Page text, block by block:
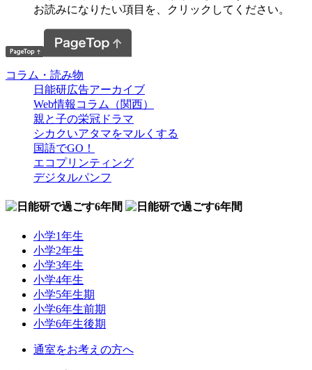
お読みになりたい項目を、クリックしてください。
コラム・読み物
日能研広告アーカイブ
Web情報コラム（関西）
親と子の栄冠ドラマ
シカクいアタマをマルくする
国語でGO！
エコプリンティング
デジタルパンフ
小学1年生
小学2年生
小学3年生
小学4年生
小学5年生期
小学6年生前期
小学6年生後期
通室をお考えの方へ